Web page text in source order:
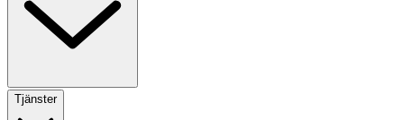
Tjänster